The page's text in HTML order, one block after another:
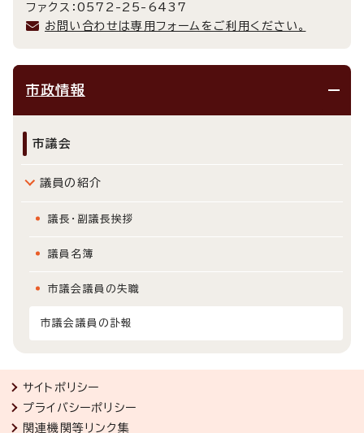
ファクス：0572-25-6437
お問い合わせは専用フォームをご利用ください。
市政情報
市議会
議員の紹介
議長・副議長挨拶
議員名簿
市議会議員の失職
市議会議員の訃報
サイトポリシー
プライバシーポリシー
関連機関等リンク集